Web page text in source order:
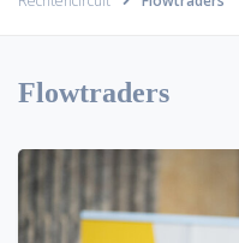
Flowtraders